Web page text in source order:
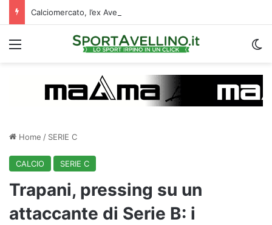
Menu
Home / SERIE C
CALCIO SERIE C
Trapani, pressing su un
attaccante di Serie B: i